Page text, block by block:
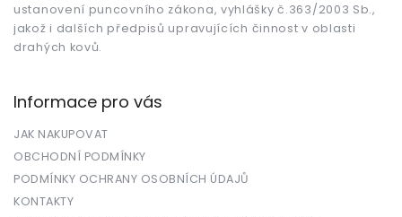
ustanovení puncovního zákona, vyhlášky č.363/2003 Sb.,
jakož i dalších předpisů upravujících činnost v oblasti
drahých kovů.
Informace pro vás
JAK NAKUPOVAT
OBCHODNÍ PODMÍNKY
PODMÍNKY OCHRANY OSOBNÍCH ÚDAJŮ
KONTAKTY